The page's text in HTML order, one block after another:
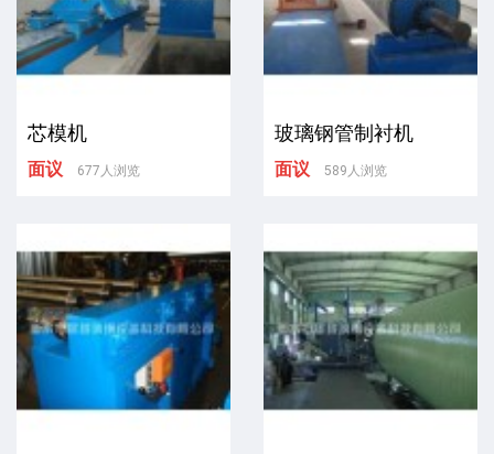
芯模机
面议 677人浏览
玻璃钢管制衬机
面议 589人浏览